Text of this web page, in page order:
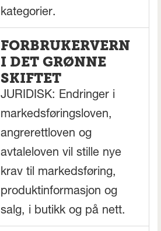
kategorier.
FORBRUKERVERN
I DET GRØNNE
SKIFTET
JURIDISK: Endringer i
markedsføringsloven,
angrerettloven og
avtaleloven vil stille nye
krav til markedsføring,
produktinformasjon og
salg, i butikk og på nett.